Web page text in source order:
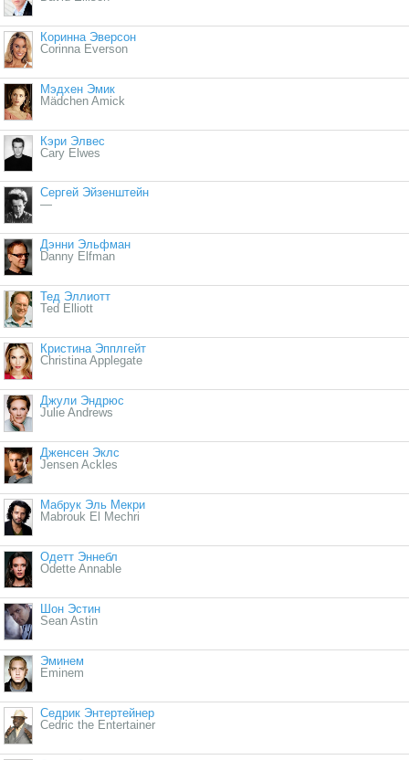
Коринна Эверсон
Corinna Everson
Мэдхен Эмик
Mädchen Amick
Кэри Элвес
Cary Elwes
Сергей Эйзенштейн
—
Дэнни Эльфман
Danny Elfman
Тед Эллиотт
Ted Elliott
Кристина Эпплгейт
Christina Applegate
Джули Эндрюс
Julie Andrews
Дженсен Эклс
Jensen Ackles
Мабрук Эль Мекри
Mabrouk El Mechri
Одетт Эннебл
Odette Annable
Шон Эстин
Sean Astin
Эминем
Eminem
Седрик Энтертейнер
Cedric the Entertainer